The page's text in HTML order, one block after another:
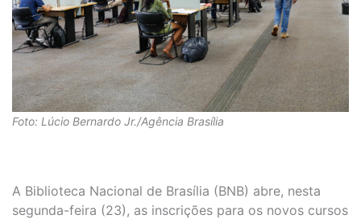
Foto: Lúcio Bernardo Jr./Agência Brasília
A Biblioteca Nacional de Brasília (BNB) abre, nesta
segunda-feira (23), as inscrições para os novos cursos